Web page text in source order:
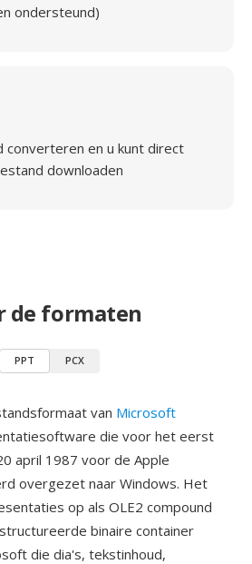
ondersteund)
converteren en u kunt direct
downloaden
de formaten
PPT PCX
van Microsoft
die voor het eerst
april 1987 voor de Apple
overgezet naar Windows. Het
op als OLE2 compound
binaire container
die dia's, tekstinhoud,